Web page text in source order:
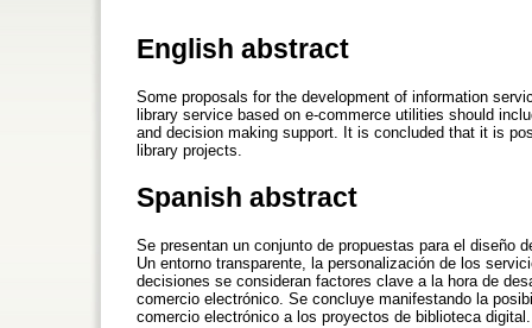
English abstract
Some proposals for the development of information
library service based on e-commerce utilities should
and decision making support. It is concluded that it is
library projects.
Spanish abstract
Se presentan un conjunto de propuestas para el diseño
Un entorno transparente, la personalización de los
decisiones se consideran factores clave a la hora de
comercio electrónico. Se concluye manifestando la
comercio electrónico a los proyectos de biblioteca digital.